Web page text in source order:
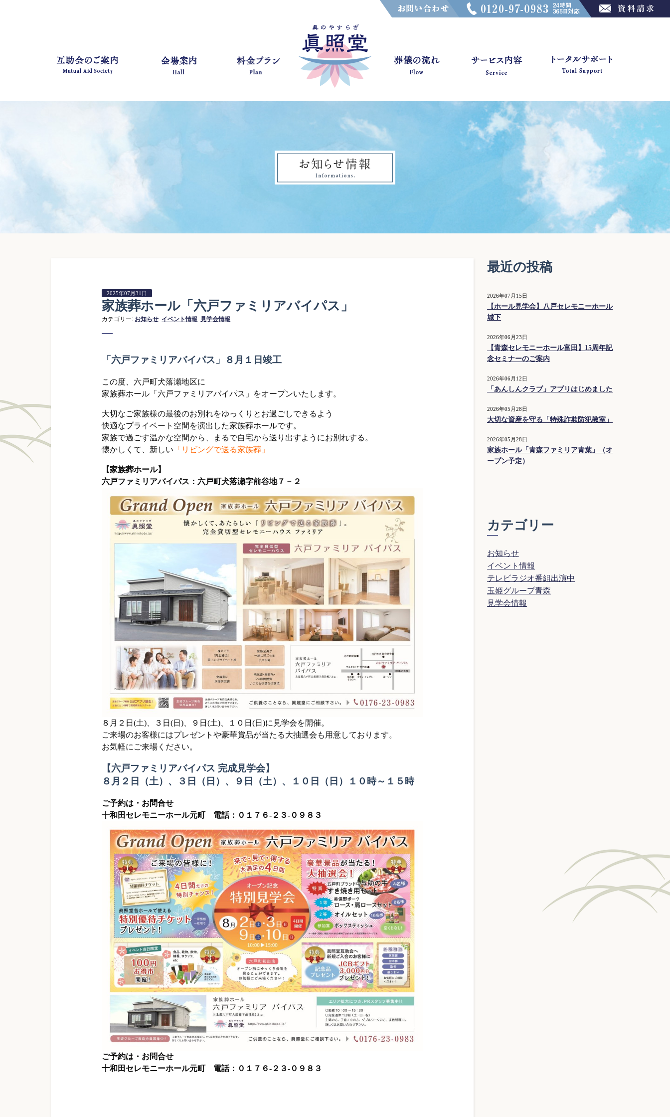
2025年07月31日
家族葬ホール「六戸ファミリアバイパス」
カテゴリー: お知らせ イベント情報 見学会情報
「六戸ファミリアバイパス」８月１日竣工
この度、六戸町犬落瀬地区に
家族葬ホール「六戸ファミリアバイパス」をオープンいたします。
大切なご家族様の最後のお別れをゆっくりとお過ごしできるよう
快適なプライベート空間を演出した家族葬ホールです。
家族で過ごす温かな空間から、まるで自宅から送り出すようにお別れする。
懐かしくて、新しい 「リビングで送る家族葬」
【家族葬ホール】
六戸ファミリアバイパス：六戸町犬落瀬字前谷地７－２
８月２日(土)、３日(日)、９日(土)、１０日(日)に見学会を開催。
ご来場のお客様にはプレゼントや豪華賞品が当たる大抽選会も用意しております。
お気軽にご来場ください。
【六戸ファミリアバイパス 完成見学会】
８月２日（土）、３日（日）、
９日（土）、１０日（日） １０時～１５時
ご予約は・お問合せ
十和田セレモニーホール元町 電話：０１７６-２３-０９８３
ご予約は・お問合せ
十和田セレモニーホール元町 電話：０１７６-２３-０９８３
最近の投稿
2026年07月15日
【ホール見学会】八戸セレモニーホール
城下
2026年06月23日
【青森セレモニーホール富田】15周年記
念セミナーのご案内
2026年06月12日
「あんしんクラブ」アプリはじめました
2026年05月28日
大切な資産を守る「特殊詐欺防犯教室」
2026年05月28日
家族ホール「青森ファミリア青葉」（オ
ープン予定）
カテゴリー
お知らせ
イベント情報
テレビラジオ番組出演中
玉姫グループ青森
見学会情報